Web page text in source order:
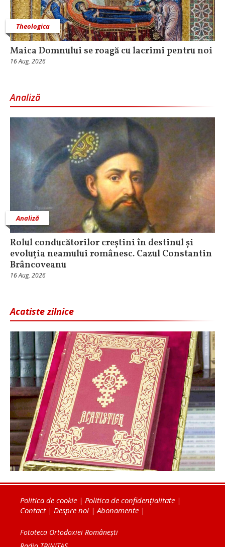
Theologica
Maica Domnului se roagă cu lacrimi pentru noi
16 Aug, 2026
Analiză
Analiză
Rolul conducătorilor creștini în destinul și
evoluția neamului românesc. Cazul Constantin
Brâncoveanu
16 Aug, 2026
Acatiste zilnice
Politica de cookie | Politica de confidențialitate |
Contact| Despre noi | Abonamente |
Fototeca Ortodoxiei Românești